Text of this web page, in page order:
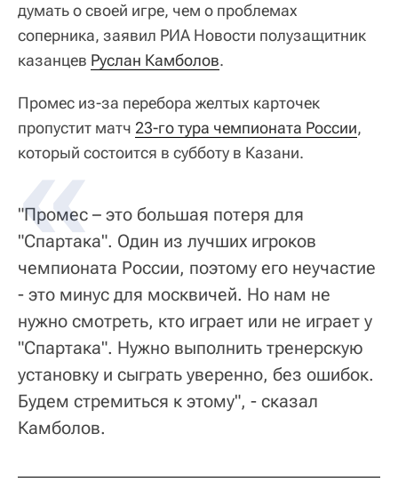
думать о своей игре, чем о проблемах
соперника, заявил РИА Новости полузащитник
казанцев Руслан Камболов.
Промес из-за перебора желтых карточек
пропустит матч 23-го тура чемпионата России,
который состоится в субботу в Казани.
"Промес – это большая потеря для
"Спартака". Один из лучших игроков
чемпионата России, поэтому его неучастие
- это минус для москвичей. Но нам не
нужно смотреть, кто играет или не играет у
"Спартака". Нужно выполнить тренерскую
установку и сыграть уверенно, без ошибок.
Будем стремиться к этому", - сказал
Камболов.